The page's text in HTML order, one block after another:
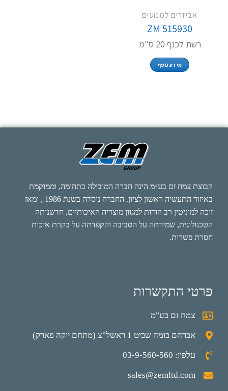
אביזרים למנועים
ZM 515930
רשת לכנף 20 ס"מ
מידע נוסף
קבוצת צמח זם בע״מ הינה חברה המובילה בתחומה, וממוקמת
באיזור התעשיה ראשון לציון. החברה נוסדה בשנת 1986 , ומאז
זוכה למוניטין רב הודות למגוון מוצריה האיכותיים, חדשנותה
הטכנולוגית, שמירתה על הסביבה והקפדתה על בקרת איכות
חסרת פשרות.
פרטי התקשרות
צמח זם בע"מ
אברהם בומה שביט 1 ראשל"צ (מתחם יוקה פארק)
טלפון: 03-9-560-560
sales@zemltd.com